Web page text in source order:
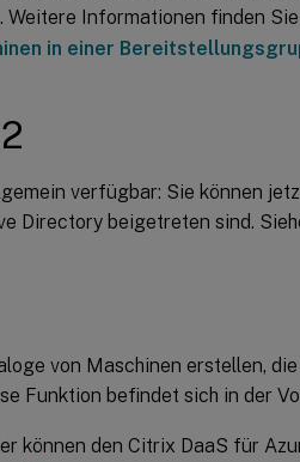
Weitere Informationen finden
in einer
verfügbar: Sie können
Directory beigetreten sind.
von Maschinen erstellen,
Funktion befindet sich in der
können den Citrix DaaS für